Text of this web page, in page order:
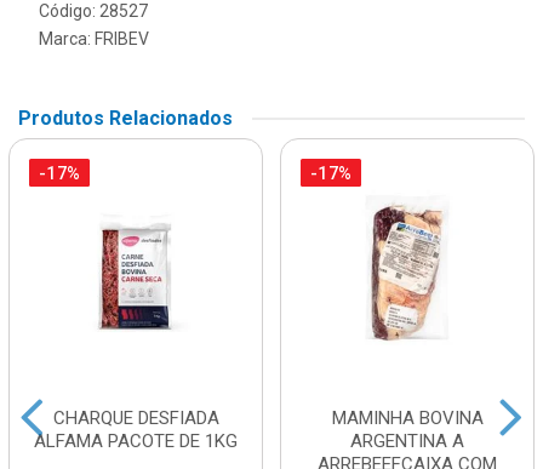
Código: 28527
Marca: FRIBEV
Produtos Relacionados
-17%
CHARQUE DESFIADA
ALFAMA PACOTE DE 1KG
-17%
MAMINHA BOVINA
ARGENTINA A
ARREBEEFCAIXA COM